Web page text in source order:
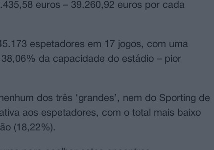
euros – 39.260,92 euros por cada
espetadores em 17 jogos, com uma
da capacidade do estádio – pior
dos três ‘grandes’, nem do Sporting de
aos espetadores, com o total mais baixo
(18,22%).